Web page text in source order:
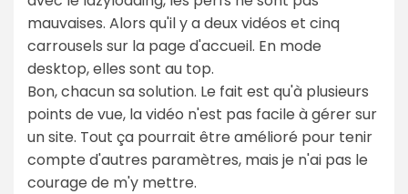
mauvaises. Alors qu'il y a deux vidéos et cinq
carrousels sur la page d'accueil. En mode
desktop, elles sont au top.
Bon, chacun sa solution. Le fait est qu'à plusieurs
points de vue, la vidéo n'est pas facile à gérer sur
un site. Tout ça pourrait être amélioré pour tenir
compte d'autres paramètres, mais je n'ai pas le
courage de m'y mettre.